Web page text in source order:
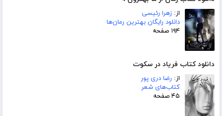
از: زهرا رئیسی
دانلود رایگان بهترین رمان‌ها
۱۹۴ صفحه
دانلود کتاب فریاد در سکوت
از: رضا دری پور
کتاب‌های شعر
۴۵ صفحه